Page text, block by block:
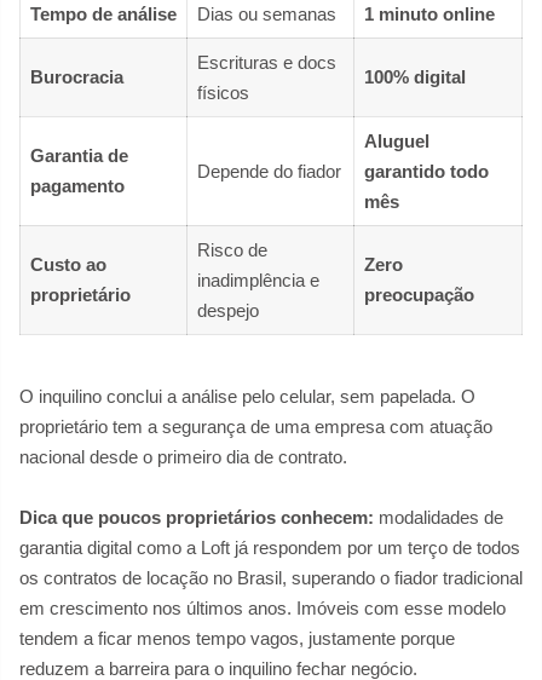
Tempo de análise Dias ou semanas 1 minuto online
Burocracia
Escrituras e docs
físicos
100% digital
Garantia de
pagamento
Depende do fiador
Aluguel
garantido todo
mês
Custo ao
proprietário
Risco de
inadimplência e
despejo
Zero
preocupação
O inquilino conclui a análise pelo celular, sem papelada. O
proprietário tem a segurança de uma empresa com atuação
nacional desde o primeiro dia de contrato.
Dica que poucos proprietários conhecem: modalidades de
garantia digital como a Loft já respondem por um terço de todos
os contratos de locação no Brasil, superando o fiador tradicional
em crescimento nos últimos anos. Imóveis com esse modelo
tendem a ficar menos tempo vagos, justamente porque
reduzem a barreira para o inquilino fechar negócio.